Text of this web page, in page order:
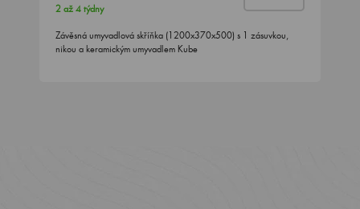
2 až 4 týdny
Závěsná umyvadlová skříňka (1200x370x500) s 1 zásuvkou,
nikou a keramickým umyvadlem Kube